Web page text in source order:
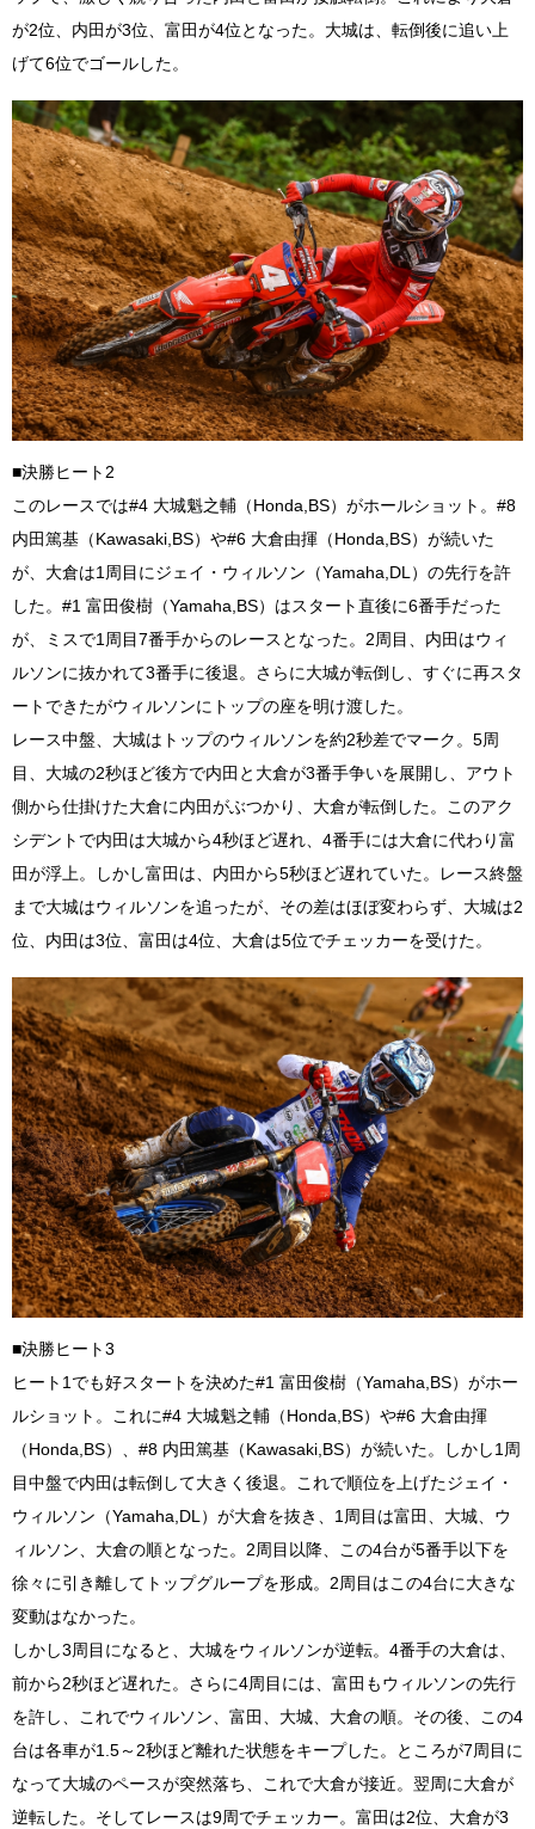
が2位、内田が3位、富田が4位となった。大城は、転倒後に追い上
げて6位でゴールした。
■決勝ヒート2
このレースでは#4 大城魁之輔（Honda,BS）がホールショット。#8
内田篤基（Kawasaki,BS）や#6 大倉由揮（Honda,BS）が続いた
が、大倉は1周目にジェイ・ウィルソン（Yamaha,DL）の先行を許
した。#1 富田俊樹（Yamaha,BS）はスタート直後に6番手だった
が、ミスで1周目7番手からのレースとなった。2周目、内田はウィ
ルソンに抜かれて3番手に後退。さらに大城が転倒し、すぐに再スタ
ートできたがウィルソンにトップの座を明け渡した。
レース中盤、大城はトップのウィルソンを約2秒差でマーク。5周
目、大城の2秒ほど後方で内田と大倉が3番手争いを展開し、アウト
側から仕掛けた大倉に内田がぶつかり、大倉が転倒した。このアク
シデントで内田は大城から4秒ほど遅れ、4番手には大倉に代わり富
田が浮上。しかし富田は、内田から5秒ほど遅れていた。レース終盤
まで大城はウィルソンを追ったが、その差はほぼ変わらず、大城は2
位、内田は3位、富田は4位、大倉は5位でチェッカーを受けた。
■決勝ヒート3
ヒート1でも好スタートを決めた#1 富田俊樹（Yamaha,BS）がホー
ルショット。これに#4 大城魁之輔（Honda,BS）や#6 大倉由揮
（Honda,BS）、#8 内田篤基（Kawasaki,BS）が続いた。しかし1周
目中盤で内田は転倒して大きく後退。これで順位を上げたジェイ・
ウィルソン（Yamaha,DL）が大倉を抜き、1周目は富田、大城、ウ
ィルソン、大倉の順となった。2周目以降、この4台が5番手以下を
徐々に引き離してトップグループを形成。2周目はこの4台に大きな
変動はなかった。
しかし3周目になると、大城をウィルソンが逆転。4番手の大倉は、
前から2秒ほど遅れた。さらに4周目には、富田もウィルソンの先行
を許し、これでウィルソン、富田、大城、大倉の順。その後、この4
台は各車が1.5～2秒ほど離れた状態をキープした。ところが7周目に
なって大城のペースが突然落ち、これで大倉が接近。翌周に大倉が
逆転した。そしてレースは9周でチェッカー。富田は2位、大倉が3